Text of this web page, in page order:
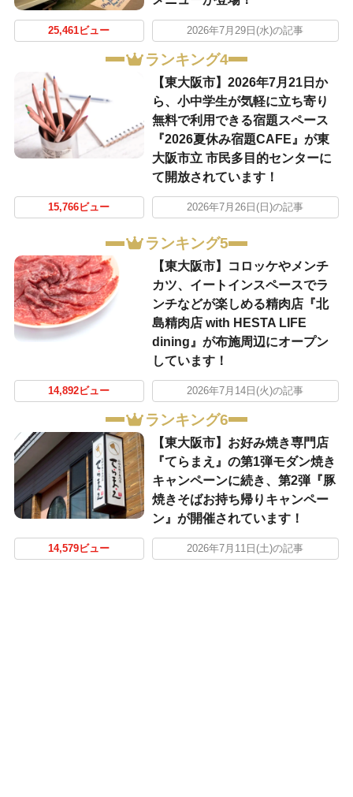
25,461ビュー 2026年7月29日(水)の記事
ランキング4
【東大阪市】2026年7月21日か
ら、小中学生が気軽に立ち寄り
無料で利用できる宿題スペース
『2026夏休み宿題CAFE』が東
大阪市立 市民多目的センターに
て開放されています！
15,766ビュー 2026年7月26日(日)の記事
ランキング5
【東大阪市】コロッケやメンチ
カツ、イートインスペースでラ
ンチなどが楽しめる精肉店『北
島精肉店 with HESTA LIFE
dining』が布施周辺にオープン
しています！
14,892ビュー 2026年7月14日(火)の記事
ランキング6
【東大阪市】お好み焼き専門店
『てらまえ』の第1弾モダン焼き
キャンペーンに続き、第2弾『豚
焼きそばお持ち帰りキャンペー
ン』が開催されています！
14,579ビュー 2026年7月11日(土)の記事